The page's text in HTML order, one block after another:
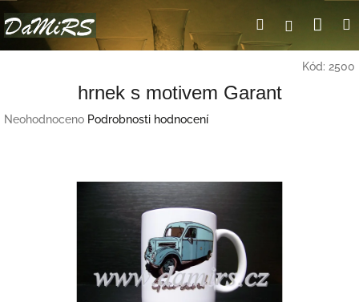
na
obsah
HledatPřihlášení
Kód: 2500
hrnek s motivem Garant
Průměrné
Neohodnoceno Podrobnosti hodnocení